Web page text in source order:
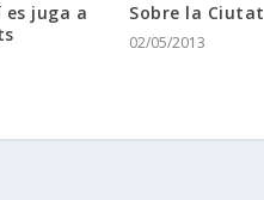
juga a
Sobre la Ciutat
02/05/2013